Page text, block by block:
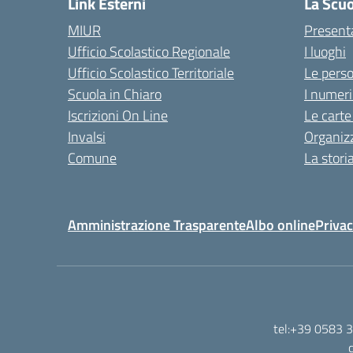
MIUR
Ufficio Scolastico Regionale
Ufficio Scolastico Territoriale
Scuola in Chiaro
Iscrizioni On Line
Invalsi
Comune
I luoghi
Le
I
Le
La
Amministrazione TrasparenteAlbo online
tel:+39 0583